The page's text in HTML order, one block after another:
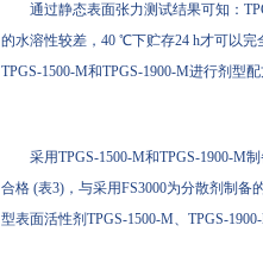
通过静态表面张力测试结果可知：
的水溶性较差，40 ℃下贮存24 h才可以完
TPGS-1500-M和TPGS-1900-M进行剂型配
采用TPGS-1500-M和TPGS-1900-M
合格 (表3)，与采用FS3000为分散剂制
型表面活性剂TPGS-1500-M、TPGS-